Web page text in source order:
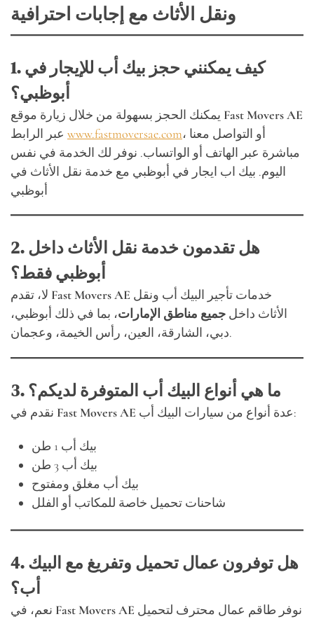
ونقل الأثاث مع إجابات احترافية
1. كيف يمكنني حجز بيك أب للإيجار في
أبوظبي؟
Fast Movers AE
www.fastmoversae.com، أو التواصل معنا
مباشرة عبر الهاتف أو الواتساب. نوفر لك الخدمة في نفس
اليوم. بيك اب ايجار في أبوظبي مع خدمة نقل الأثاث في
أبوظبي
2. هل تقدمون خدمة نقل الأثاث داخل
أبوظبي فقط؟
Fast Movers AE
الأثاث داخل جميع مناطق الإمارات، بما في ذلك أبوظبي،
دبي، الشارقة، العين، رأس الخيمة، وعجمان.
3. ما هي أنواع البيك أب المتوفرة لديكم؟
Fast Movers AE عدة أنواع من سيارات البيك أب:
بيك أب 1 طن
بيك أب 3 طن
بيك أب مغلق ومفتوح
شاحنات تحميل خاصة للمكاتب أو الفلل
4. هل توفرون عمال تحميل وتفريغ مع البيك
أب؟
Fast Movers AE